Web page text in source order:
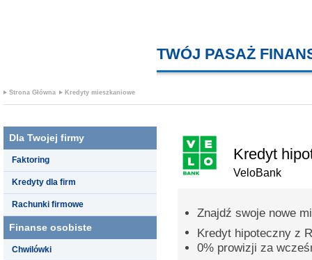
TWÓJ PASAŻ
Strona Główna Kredyty mieszkaniowe
Dla Twojej firmy
Faktoring
Kredyty dla firm
Rachunki firmowe
Finanse osobiste
Chwilówki
Kredyt
VeloBank
Znajdź swoje nowe
Kredyt hipoteczny z
0% prowizji za